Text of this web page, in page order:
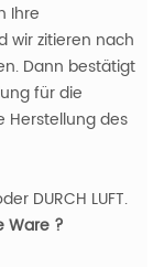
Ihre
wir zitieren nach
Dann bestätigt
für die
Herstellung des
DURCH LUFT.
Ware ?